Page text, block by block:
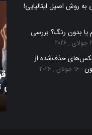
به روش اصیل ایتالیایی!
یا بدون رنگ؟ بررسی
عکس‌های حذف‌شده از
16 جولای , 2026 بودن»: آنچه
خود
را